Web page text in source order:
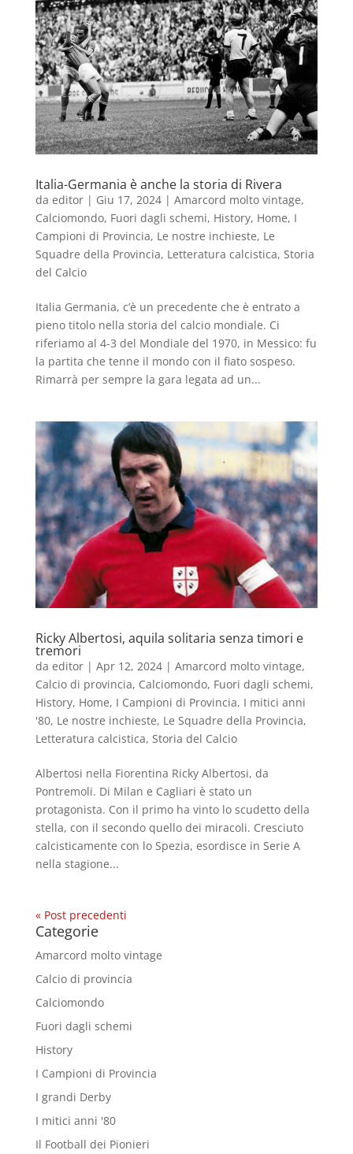
Italia-Germania è anche la storia di Rivera
da editor| Giu 17, 2024| Amarcord molto vintage,
Calciomondo, Fuori dagli schemi, History, Home, I
Campioni di Provincia, Le nostre inchieste, Le
Squadre della Provincia, Letteratura calcistica, Storia
del Calcio
Italia Germania, c’è un precedente che è entrato a
pieno titolo nella storia del calcio mondiale. Ci
riferiamo al 4-3 del Mondiale del 1970, in Messico: fu
la partita che tenne il mondo con il fiato sospeso.
Rimarrà per sempre la gara legata ad un...
Ricky Albertosi, aquila solitaria senza timori e
tremori
da editor| Apr 12, 2024| Amarcord molto vintage,
Calcio di provincia, Calciomondo, Fuori dagli schemi,
History, Home, I Campioni di Provincia, I mitici anni
'80, Le nostre inchieste, Le Squadre della Provincia,
Letteratura calcistica, Storia del Calcio
Albertosi nella Fiorentina Ricky Albertosi, da
Pontremoli. Di Milan e Cagliari è stato un
protagonista. Con il primo ha vinto lo scudetto della
stella, con il secondo quello dei miracoli. Cresciuto
calcisticamente con lo Spezia, esordisce in Serie A
nella stagione...
« Post precedenti
Categorie
Amarcord molto vintage
Calcio di provincia
Calciomondo
Fuori dagli schemi
History
I Campioni di Provincia
I grandi Derby
I mitici anni '80
Il Football dei Pionieri